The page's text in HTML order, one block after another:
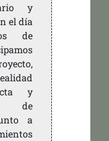
y
el día
de
y
de
a